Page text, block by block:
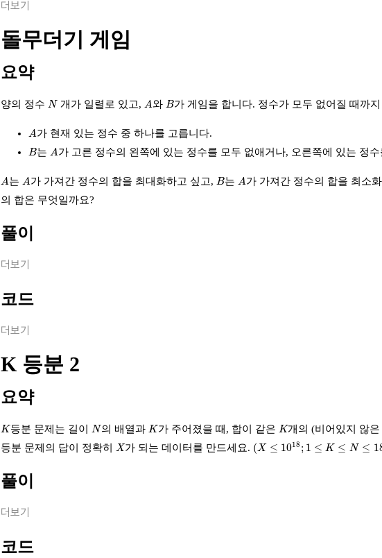
더보기
돌무더기 게임
요약
양의 정수 N
N 개가 일렬로 있고, A
A와 B
B가 게임을 합니다. 정수가 모두 없어질 때까
A
A가 현재 있는 정수 중 하나를 고릅니다.
B
B는 A
A가 고른 정수의 왼쪽에 있는 정수를 모두 없애거나, 오른쪽에 있는 정
A
A는 A
A가 가져간 정수의 합을 최대화하고 싶고, B
B는 A
A가 가져간 정수의 합을 최소
의 합은 무엇일까요?
풀이
더보기
코드
더보기
K 등분 2
요약
K
K등분 문제는 길이 N
N의 배열과 K
K가 주어졌을 때, 합이 같은 K
K개의 (비어있지 않
등분 문제의 답이 정확히 X
X가 되는 데이터를 만드세요. (X ≤ 1018 ; 1 ≤ K ≤ N ≤
( X≤ 18;1 ≤K N≤ 180)
풀이
더보기
코드